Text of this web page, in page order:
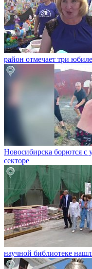
район отмечает три
Новосибирска борются
секторе
научной библиотеке